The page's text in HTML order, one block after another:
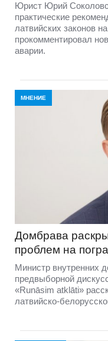
Юрист Юрий
практические
латвийских законов
прокомментировал
аварии.
МНЕНИЕ
Домбравa
проблем на
Министр внутренних
предвыборной
«Runāsim atklāti»
латвийско-